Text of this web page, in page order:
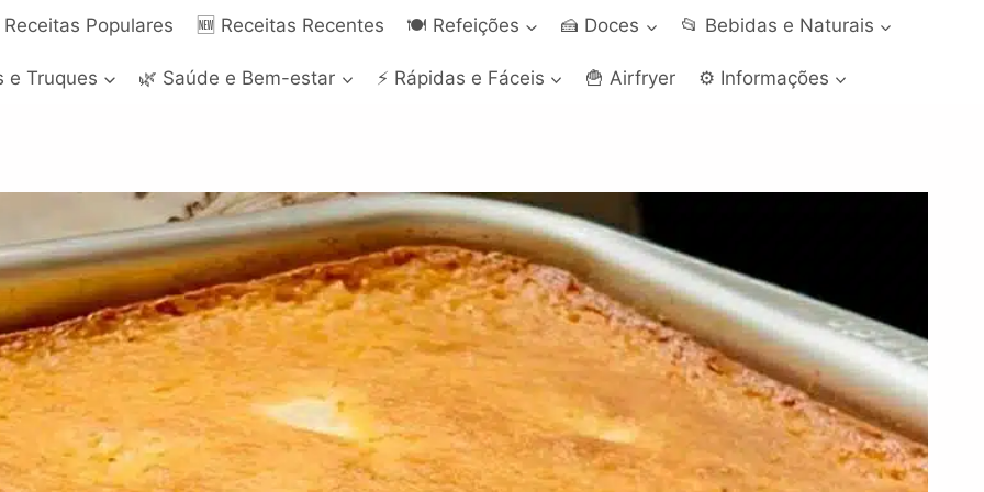
Receitas Populares 🆕 Receitas Recentes 🍽️ Refeições 🍰 Doces 📂 Bebidas e Naturais
e Truques 🌿 Saúde e Bem-estar ⚡ Rápidas e Fáceis 🍟 Airfryer ⚙️ Informações